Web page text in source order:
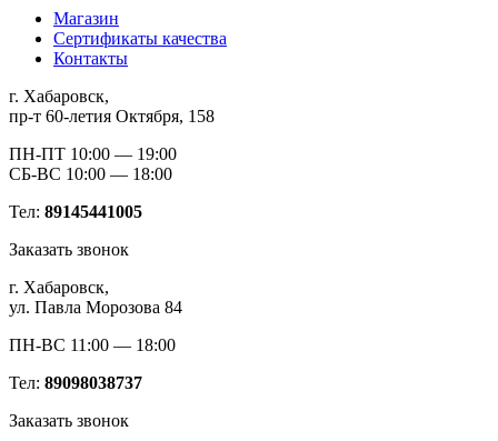
Магазин
Сертификаты качества
Контакты
г. Хабаровск,
пр-т 60-летия Октября, 158
ПН-ПТ 10:00 — 19:00
СБ-ВС 10:00 — 18:00
Тел: 89145441005
Заказать звонок
г. Хабаровск,
ул. Павла Морозова 84
ПН-ВС 11:00 — 18:00
Тел: 89098038737
Заказать звонок